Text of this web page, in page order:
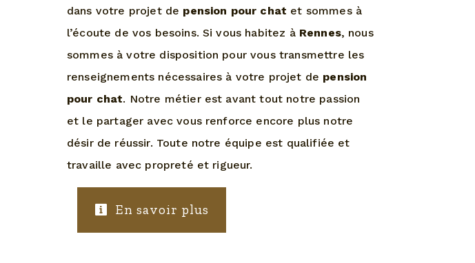
dans votre projet de pension pour chat et sommes à
l’écoute de vos besoins. Si vous habitez à Rennes, nous
sommes à votre disposition pour vous transmettre les
renseignements nécessaires à votre projet de pension
pour chat. Notre métier est avant tout notre passion
et le partager avec vous renforce encore plus notre
désir de réussir. Toute notre équipe est qualifiée et
travaille avec propreté et rigueur.
En savoir plus